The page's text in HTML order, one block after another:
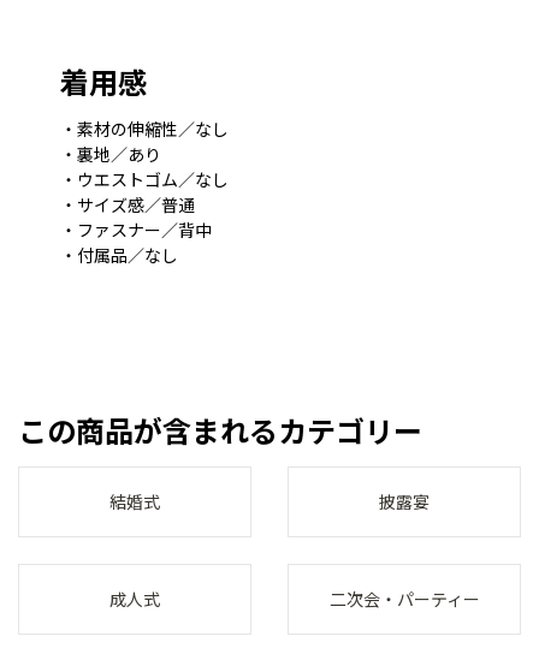
着用感
・素材の伸縮性／なし
・裏地／あり
・ウエストゴム／なし
・サイズ感／普通
・ファスナー／背中
・付属品／なし
この商品が含まれるカテゴリー
結婚式 披露宴
成人式 二次会・パーティー